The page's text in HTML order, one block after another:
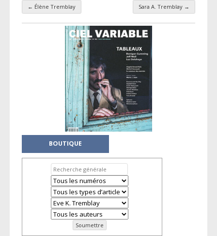
Navigation par taxonomie
← Élène Tremblay Sara A. Tremblay →
BOUTIQUE